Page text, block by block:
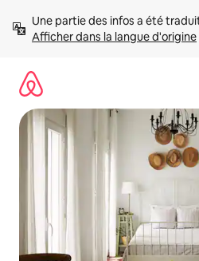
directement
Afficher dans la langue d'origine